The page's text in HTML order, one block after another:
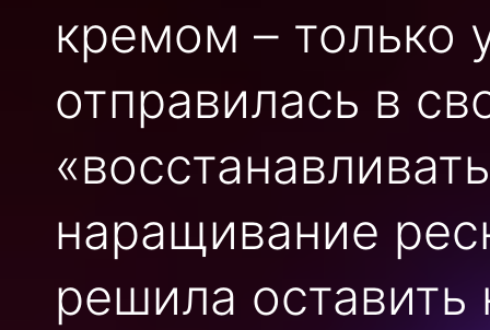
кремом – только
отправилась в
наращивание
решила